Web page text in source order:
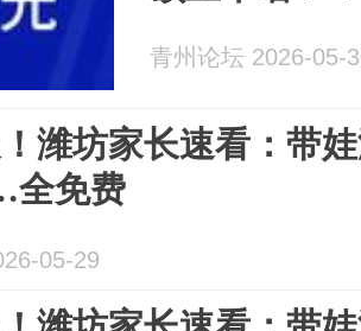
青州论坛 2026-05-
潍坊家长速看：带
全免费
05-29